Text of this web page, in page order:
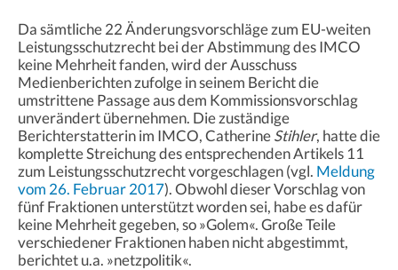
Da sämtliche 22 Änderungsvorschläge zum EU-weiten
Leistungsschutzrecht bei der Abstimmung des IMCO
keine Mehrheit fanden, wird der Ausschuss
Medienberichten zufolge in seinem Bericht die
umstrittene Passage aus dem Kommissionsvorschlag
unverändert übernehmen. Die zuständige
Berichterstatterin im IMCO, CatherineStihler, hatte die
komplette Streichung des entsprechenden Artikels 11
zum Leistungsschutzrecht vorgeschlagen (vgl. Meldung
vom 26. Februar 2017). Obwohl dieser Vorschlag von
fünf Fraktionen unterstützt worden sei, habe es dafür
keine Mehrheit gegeben, so »Golem«. Große Teile
verschiedener Fraktionen haben nicht abgestimmt,
berichtet u.a. »netzpolitik«.